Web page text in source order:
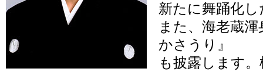
新たに舞踊化
また、海老蔵
かさうり』
も披露します